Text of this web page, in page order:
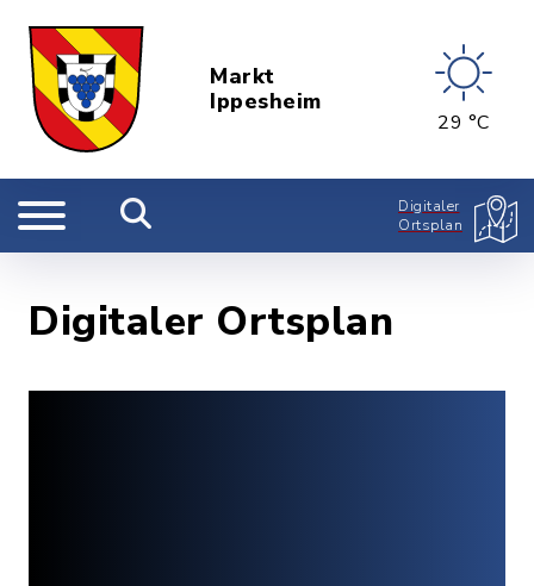
Markt
Ippesheim
29 °C
Digitaler
Ortsplan
Digitaler Ortsplan